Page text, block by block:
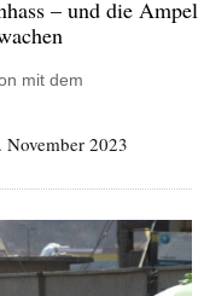
– und die Ampel
mit dem
2023